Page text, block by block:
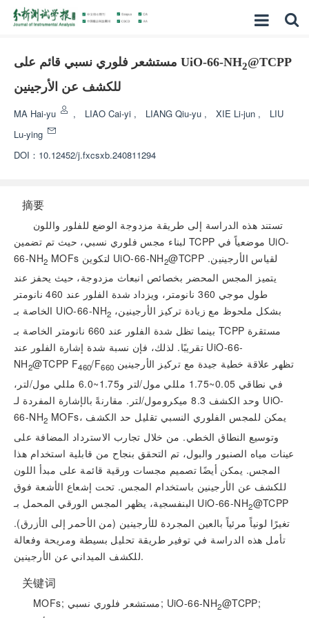
مستشعر فلوري نسبي قائم على UiO-66-NH2@TCPP
للكشف عن الأرجينين
MA Hai-yu , LIAO Cai-yi , LIANG Qiu-yu , XIE Li-jun ,
LIU
Lu-ying
DOI： 10.12452/j.fxcsxb.240811294
摘要
تستند هذه الدراسة إلى طريقة مزدوجة الوضع للفلور واللون
لبناء مجس فلوري نسبي، حيث تم تضمين TCPP موضعياً في UiO-
66-NH2 MOFs لتكوين UiO-66-NH2@TCPP لقياس الأرجينين.
يتميز المجس المحضر بخصائص انبعاث مزدوجة، حيث يحفز عند
طول موجي 360 نانومتر، ويزداد شدة الفلور عند 460 نانومتر
الخاصة بـ UiO-66-NH2
بينما تظل شدة الفلور عند 660 نانومتر الخاصة بـ TCPP مستقرة
تقريبًا. لذلك، فإن نسبة شدة إشارة الفلور عند UiO-66-
NH2@TCPP F460/F660
في نطاقي 0.05~1.75 مللي مول/لتر و1.75~6.0 مللي مول/لتر،
وحد الكشف 8.3 ميكرومول/لتر. مقارنةً بالإشارة المفردة لـ UiO-
66-NH2 MOFs، يمكن للمجس الفلوري النسبي تقليل حد الكشف
وتوسيع النطاق الخطي. من خلال تجارب الاسترداد المضافة على
عينات مياه الصنبور والبول، تم التحقق بنجاح من قابلية استخدام هذا
المجس. يمكن أيضًا تصميم مجسات ورقية قائمة على مبدأ اللون
للكشف عن الأرجينين باستخدام المجس. تحت إشعاع الأشعة فوق
البنفسجية، يظهر المجس الورقي المحمل بـ UiO-66-NH2@TCPP
تغيرًا لونياً مرئياً بالعين المجردة للأرجينين (من الأحمر إلى الأزرق).
تأمل هذه الدراسة في توفير طريقة تحليل بسيطة ومريحة وفعالة
للكشف الميداني عن الأرجينين.
关键词
MOFs; مستشعر فلوري نسبي; UiO-66-NH2@TCPP;